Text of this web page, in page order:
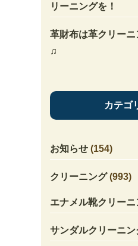
リーニングを！
革財布は革クリー
♫
カテゴ
お知らせ(154)
クリーニング(993)
エナメル靴クリーニ
サンダルクリーニン